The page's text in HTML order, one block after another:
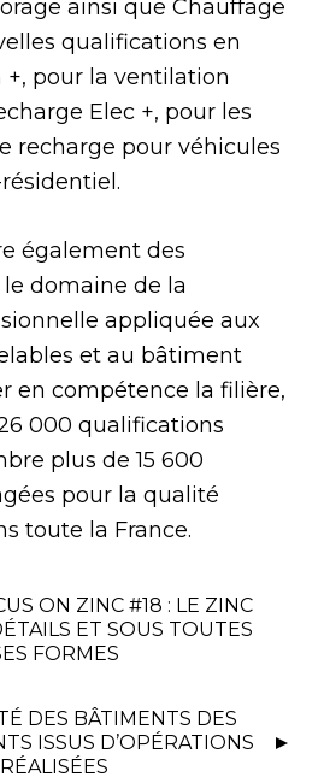
ainsi que Chauffage
qualifications en
+, pour la ventilation
Elec +, pour les
recharge pour véhicules
également des
domaine de la
appliquée aux
et au bâtiment
en compétence la filière,
000 qualifications
plus de 15 600
pour la qualité
toute la France.
ON ZINC #18 : LE ZINC
ET SOUS TOUTES
FORMES
DES BÂTIMENTS DES
ISSUS D’OPÉRATIONS
RÉALISÉES